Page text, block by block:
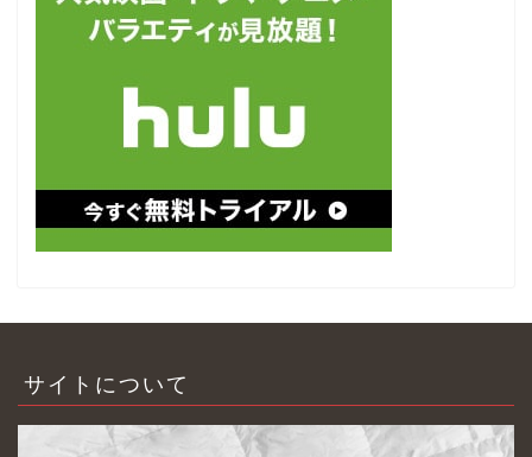
サイトについて